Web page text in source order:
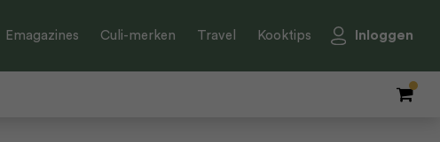
Emagazines Culi-merken Travel Kooktips Inloggen